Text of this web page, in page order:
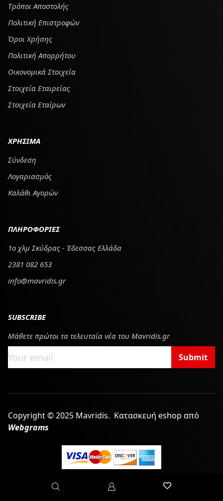
Tρόποι Αποστολής
Πολιτική Επιστροφών
Όροι Χρήσης
Πολιτική Απορρήτου
Οικονομικά Στοιχεία
Στοιχεία Εταιρείας
Στοιχεία Εταίρων
ΧΡΗΣΙΜΑ
Σύνδεση
Λογαριασμός
Καλάθι Αγορών
ΠΛΗΡΟΦΟΡΙΕΣ
1ο χλμ Σκύδρας - Έδεσσας Ελλάδα
2381 082 653
info@mavridis.gr
SUBSCRIBE
Μάθετε πρώτοι τα τελευταία νέα του Mavridis.gr
Submit
Copyright © 2025 Mavridis. Κατασκευή eshop από
Webgrams